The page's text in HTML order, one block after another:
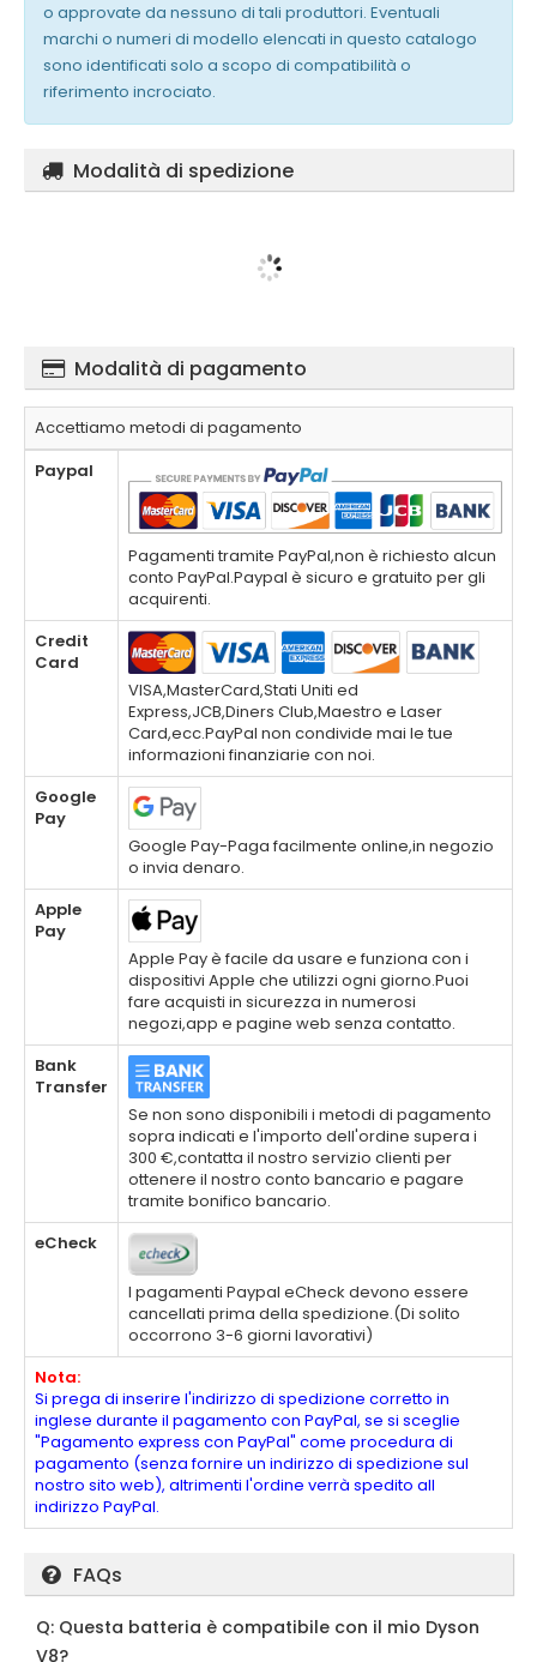
o approvate da nessuno di tali produttori. Eventuali
marchi o numeri di modello elencati in questo catalogo
sono identificati solo a scopo di compatibilità o
riferimento incrociato.
Modalità di spedizione
Modalità di pagamento
Accettiamo metodi di pagamento
Paypal
Pagamenti tramite PayPal,non è richiesto alcun
conto PayPal.Paypal è sicuro e gratuito per gli
acquirenti.
Credit
Card
VISA,MasterCard,Stati Uniti ed
Express,JCB,Diners Club,Maestro e Laser
Card,ecc.PayPal non condivide mai le tue
informazioni finanziarie con noi.
Google
Pay
Google Pay-Paga facilmente online,in negozio
o invia denaro.
Apple
Pay
Apple Pay è facile da usare e funziona con i
dispositivi Apple che utilizzi ogni giorno.Puoi
fare acquisti in sicurezza in numerosi
negozi,app e pagine web senza contatto.
Bank
Transfer
Se non sono disponibili i metodi di pagamento
sopra indicati e l'importo dell'ordine supera i
300 €,contatta il nostro servizio clienti per
ottenere il nostro conto bancario e pagare
tramite bonifico bancario.
eCheck
I pagamenti Paypal eCheck devono essere
cancellati prima della spedizione.(Di solito
occorrono 3-6 giorni lavorativi)
Nota:
Si prega di inserire l'indirizzo di spedizione corretto in
inglese durante il pagamento con PayPal, se si sceglie
"Pagamento express con PayPal" come procedura di
pagamento (senza fornire un indirizzo di spedizione sul
nostro sito web), altrimenti l'ordine verrà spedito all
indirizzo PayPal.
FAQs
Q: Questa batteria è compatibile con il mio Dyson
V8?